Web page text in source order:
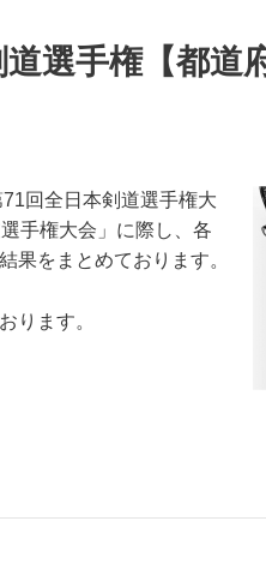
選手権【都道
回全日本剣道選手権大
手権大会」に際し、各
果をまとめております。
ります。